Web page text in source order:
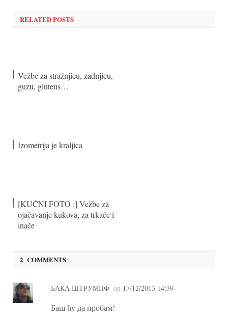
RELATED POSTS
Vežbe za stražnjicu, zadnjicu,
guzu, gluteus…
Izometrija je kraljica
[KUĆNI FOTO :] Vežbe za
ojačavanje kukova, za trkače i
inače
2 COMMENTS
БАКА ШТРУМПФ on 17/12/2013 14:39
Баш ћу да пробам!